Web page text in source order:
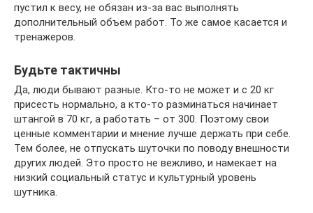
пустил к весу, не обязан из-за вас выполнять
дополнительный объем работ. То же самое касается и
тренажеров.
Будьте тактичны
Да, люди бывают разные. Кто-то не может и с 20 кг
присесть нормально, а кто-то разминаться начинает
штангой в 70 кг, а работать – от 300. Поэтому свои
ценные комментарии и мнение лучше держать при себе.
Тем более, не отпускать шуточки по поводу внешности
других людей. Это просто не вежливо, и намекает на
низкий социальный статус и культурный уровень
шутника.